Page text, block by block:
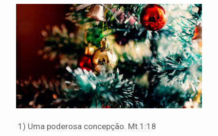
1) Uma poderosa concepção. Mt.1:18